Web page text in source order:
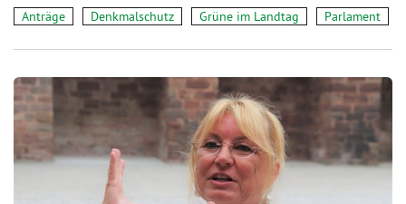
Anträge Denkmalschutz Grüne im Landtag Parlament